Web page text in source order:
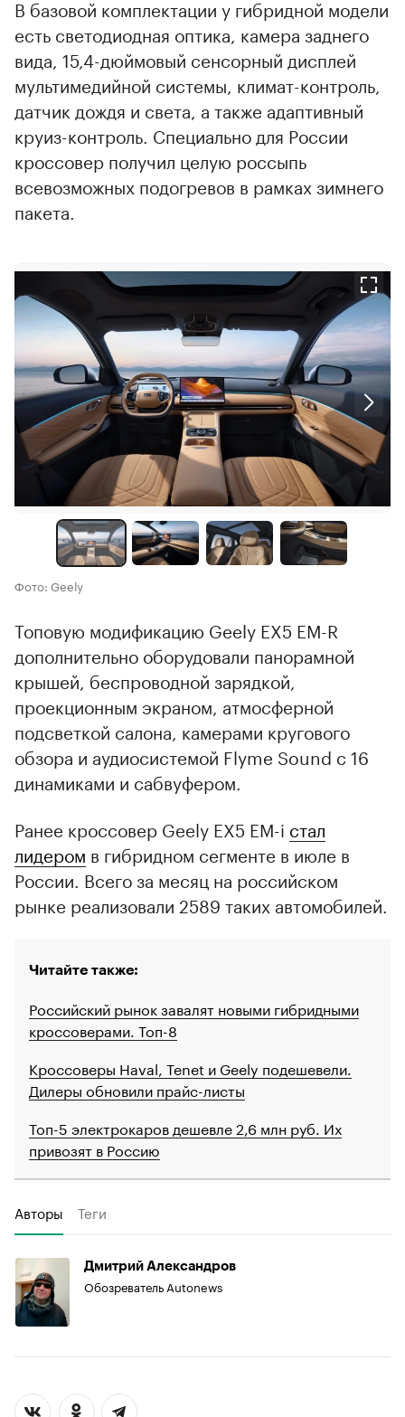
В базовой комплектации у гибридной модели
есть светодиодная оптика, камера заднего
вида, 15,4-дюймовый сенсорный дисплей
мультимедийной системы, климат-контроль,
датчик дождя и света, а также адаптивный
круиз-контроль. Специально для России
кроссовер получил целую россыпь
всевозможных подогревов в рамках зимнего
пакета.
Фото: Geely
Топовую модификацию Geely EX5 EM-R
дополнительно оборудовали панорамной
крышей, беспроводной зарядкой,
проекционным экраном, атмосферной
подсветкой салона, камерами кругового
обзора и аудиосистемой Flyme Sound с 16
динамиками и сабвуфером.
Ранее кроссовер Geely EX5 EM-i стал
лидером в гибридном сегменте в июле в
России. Всего за месяц на российском
рынке реализовали 2589 таких автомобилей.
Читайте также:
Российский рынок завалят новыми гибридными
кроссоверами. Топ-8
Кроссоверы Haval, Tenet и Geely подешевели.
Дилеры обновили прайс-листы
Топ-5 электрокаров дешевле 2,6 млн руб. Их
привозят в Россию
Авторы Теги
Дмитрий Александров
Обозреватель Autonews